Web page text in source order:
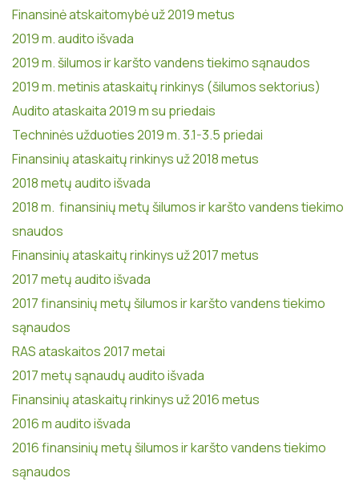
Finansinė atskaitomybė už 2019 metus
2019 m. audito išvada
2019 m. šilumos ir karšto vandens tiekimo sąnaudos
2019 m. metinis ataskaitų rinkinys (šilumos sektorius)
Audito ataskaita 2019 m su priedais
Techninės užduoties 2019 m. 3.1-3.5 priedai
Finansinių ataskaitų rinkinys už 2018 metus
2018 metų audito išvada
2018 m. finansinių metų šilumos ir karšto vandens tiekimo
snaudos
Finansinių ataskaitų rinkinys už 2017 metus
2017 metų audito išvada
2017 finansinių metų šilumos ir karšto vandens tiekimo
sąnaudos
RAS ataskaitos 2017 metai
2017 metų sąnaudų audito išvada
Finansinių ataskaitų rinkinys už 2016 metus
2016 m audito išvada
2016 finansinių metų šilumos ir karšto vandens tiekimo
sąnaudos